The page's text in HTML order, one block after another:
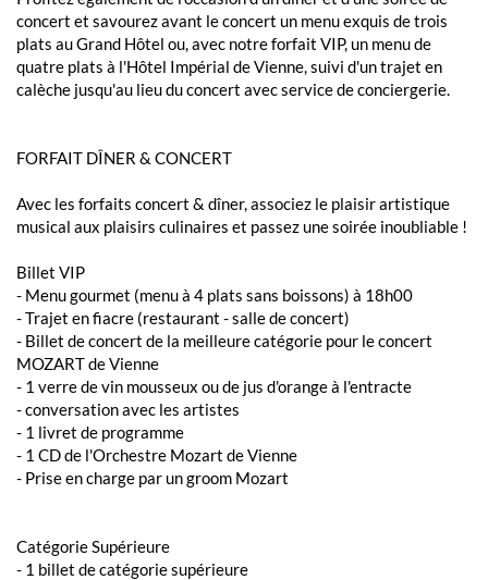
concert et savourez avant le concert un menu exquis de trois
plats au Grand Hôtel ou, avec notre forfait VIP, un menu de
quatre plats à l'Hôtel Impérial de Vienne, suivi d'un trajet en
calèche jusqu'au lieu du concert avec service de conciergerie.
FORFAIT DÎNER & CONCERT
Avec les forfaits concert & dîner, associez le plaisir artistique
musical aux plaisirs culinaires et passez une soirée inoubliable !
Billet VIP
- Menu gourmet (menu à 4 plats sans boissons) à 18h00
- Trajet en fiacre (restaurant - salle de concert)
- Billet de concert de la meilleure catégorie pour le concert
MOZART de Vienne
- 1 verre de vin mousseux ou de jus d'orange à l'entracte
- conversation avec les artistes
- 1 livret de programme
- 1 CD de l'Orchestre Mozart de Vienne
- Prise en charge par un groom Mozart
Catégorie Supérieure
- 1 billet de catégorie supérieure